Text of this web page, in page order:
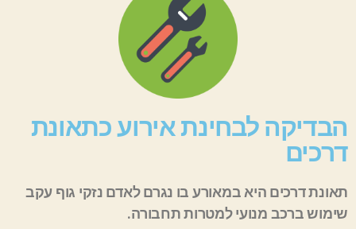
הבדיקה לבחינת אירוע כתאונת
דרכים
תאונת דרכים היא במאורע בו נגרם לאדם נזקי גוף עקב
שימוש ברכב מנועי למטרות תחבורה.